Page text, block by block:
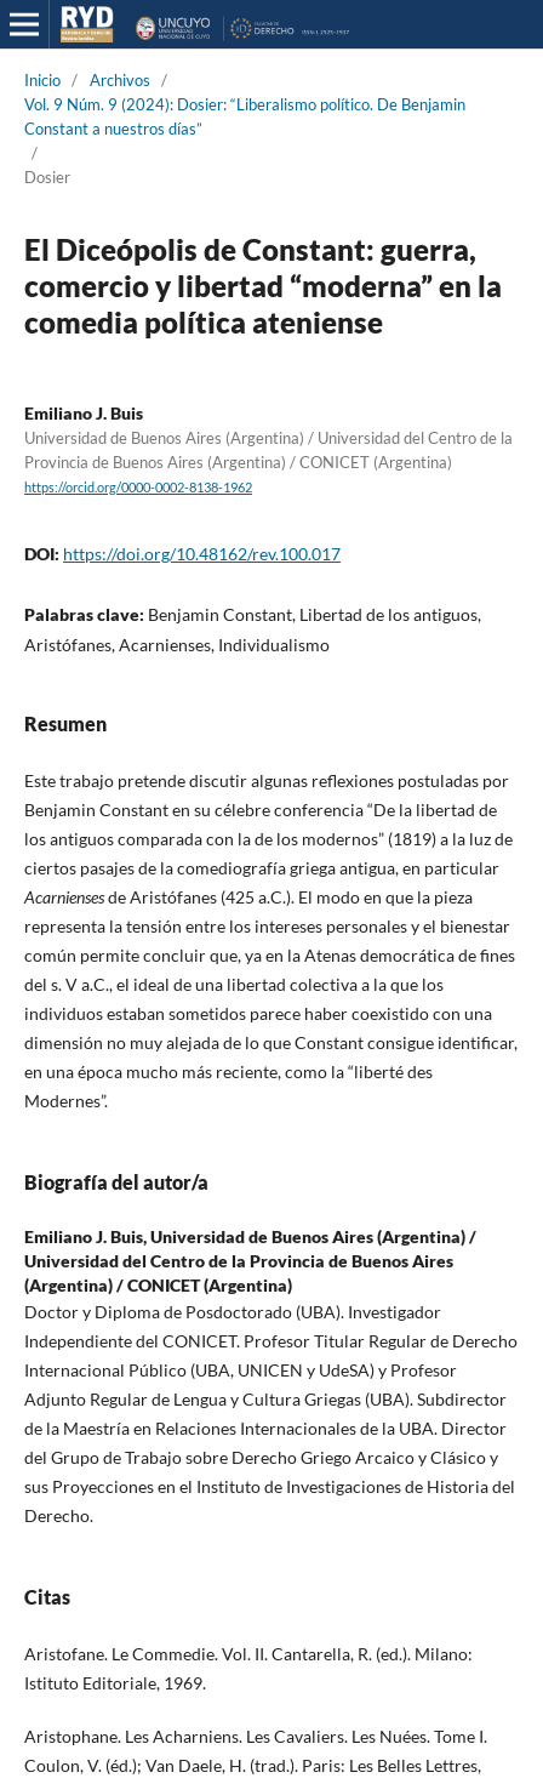
Inicio / Archivos
/
Vol. 9 Núm. 9 (2024): Dosier: “Liberalismo político. De Benjamin
Constant a nuestros días”
/
Dosier
El Diceópolis de Constant: guerra,
comercio y libertad “moderna” en la
comedia política ateniense
Emiliano J. Buis
Universidad de Buenos Aires (Argentina) / Universidad del Centro de la
Provincia de Buenos Aires (Argentina) / CONICET (Argentina)
https://orcid.org/0000-0002-8138-1962
DOI: https://doi.org/10.48162/rev.100.017
Palabras clave: Benjamin Constant, Libertad de los antiguos,
Aristófanes, Acarnienses, Individualismo
Resumen
Este trabajo pretende discutir algunas reflexiones postuladas por
Benjamin Constant en su célebre conferencia “De la libertad de
los antiguos comparada con la de los modernos” (1819) a la luz de
ciertos pasajes de la comediografía griega antigua, en particular
Acarniensesde Aristófanes (425 a.C.). El modo en que la pieza
representa la tensión entre los intereses personales y el bienestar
común permite concluir que, ya en la Atenas democrática de fines
del s. V a.C., el ideal de una libertad colectiva a la que los
individuos estaban sometidos parece haber coexistido con una
dimensión no muy alejada de lo que Constant consigue identificar,
en una época mucho más reciente, como la “liberté des
Modernes”.
Biografía del autor/a
Emiliano J. Buis,Universidad de Buenos Aires (Argentina) /
Universidad del Centro de la Provincia de Buenos Aires
(Argentina) / CONICET (Argentina)
Doctor y Diploma de Posdoctorado (UBA). Investigador
Independiente del CONICET. Profesor Titular Regular de Derecho
Internacional Público (UBA, UNICEN y UdeSA) y Profesor
Adjunto Regular de Lengua y Cultura Griegas (UBA). Subdirector
de la Maestría en Relaciones Internacionales de la UBA. Director
del Grupo de Trabajo sobre Derecho Griego Arcaico y Clásico y
sus Proyecciones en el Instituto de Investigaciones de Historia del
Derecho.
Citas
Aristofane. Le Commedie. Vol. II. Cantarella, R. (ed.). Milano:
Istituto Editoriale, 1969.
Aristophane. Les Acharniens. Les Cavaliers. Les Nuées. Tome I.
Coulon, V. (éd.); Van Daele, H. (trad.). Paris: Les Belles Lettres,